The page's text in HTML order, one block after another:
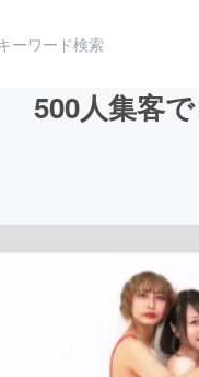
テクノロジー・ガジェット
500人集客